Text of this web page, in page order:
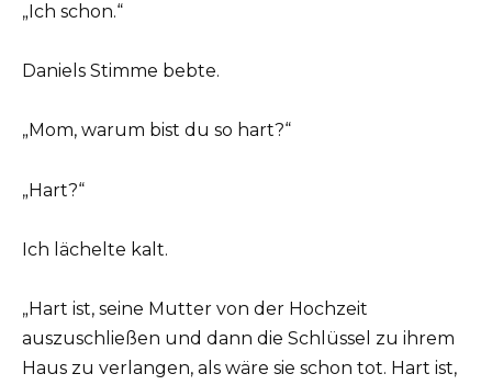
„Ich schon.“
Daniels Stimme bebte.
„Mom, warum bist du so hart?“
„Hart?“
Ich lächelte kalt.
„Hart ist, seine Mutter von der Hochzeit
auszuschließen und dann die Schlüssel zu ihrem
Haus zu verlangen, als wäre sie schon tot. Hart ist,